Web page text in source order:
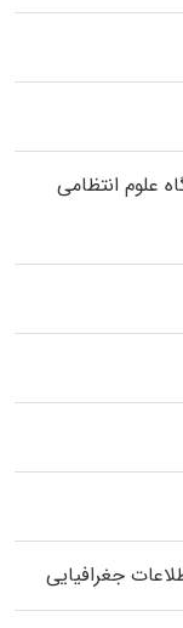
ﻋﻠﻮم انتظامی
جغرافیایی